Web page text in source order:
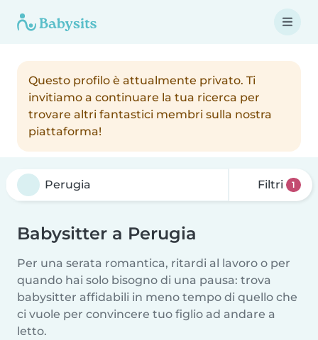
Questo profilo è attualmente privato. Ti
invitiamo a continuare la tua ricerca per
trovare altri fantastici membri sulla nostra
piattaforma!
Filtri 1
Babysitter a Perugia
Per una serata romantica, ritardi al lavoro o per
quando hai solo bisogno di una pausa: trova
babysitter affidabili in meno tempo di quello che
ci vuole per convincere tuo figlio ad andare a
letto.